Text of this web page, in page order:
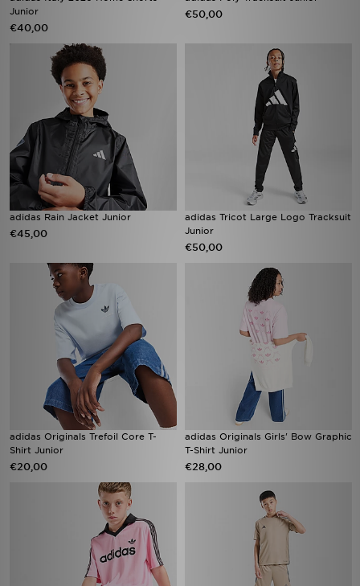
Junior
€40,00
€50,00
adidas Rain Jacket Junior
€45,00
adidas Tricot Large Logo Tracksuit
Junior
€50,00
adidas Originals Trefoil Core T-
Shirt Junior
€20,00
adidas Originals Girls' Bow Graphic
T-Shirt Junior
€28,00